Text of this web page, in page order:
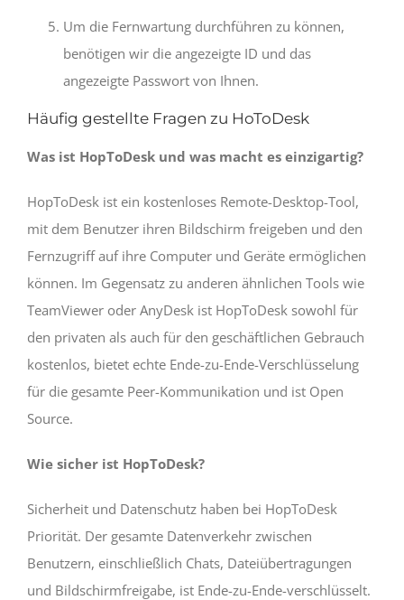
Um die Fernwartung durchführen zu können,
benötigen wir die angezeigte ID und das
angezeigte Passwort von Ihnen.
Häufig gestellte Fragen zu HoToDesk
Was ist HopToDesk und was macht es einzigartig?
HopToDesk ist ein kostenloses Remote-Desktop-Tool,
mit dem Benutzer ihren Bildschirm freigeben und den
Fernzugriff auf ihre Computer und Geräte ermöglichen
können. Im Gegensatz zu anderen ähnlichen Tools wie
TeamViewer oder AnyDesk ist HopToDesk sowohl für
den privaten als auch für den geschäftlichen Gebrauch
kostenlos, bietet echte Ende-zu-Ende-Verschlüsselung
für die gesamte Peer-Kommunikation und ist Open
Source.
Wie sicher ist HopToDesk?
Sicherheit und Datenschutz haben bei HopToDesk
Priorität. Der gesamte Datenverkehr zwischen
Benutzern, einschließlich Chats, Dateiübertragungen
und Bildschirmfreigabe, ist Ende-zu-Ende-verschlüsselt.